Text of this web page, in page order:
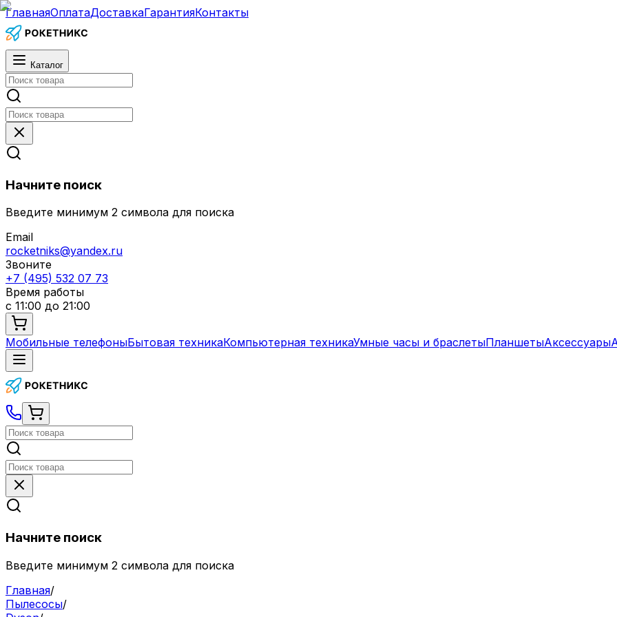
ГлавнаяОплатаДоставкаГарантияКонтакты
Каталог
Начните поиск
Введите минимум 2 символа для поиска
Email
rocketniks@yandex.ru
Звоните
+7 (495) 532 07 73
Время работы
с 11:00 до 21:00
Мобильные телефоныБытовая техникаКомпьютерная техникаУмные часы и браслетыПланшетыАксессуары
Начните поиск
Введите минимум 2 символа для поиска
Главная/
Пылесосы/